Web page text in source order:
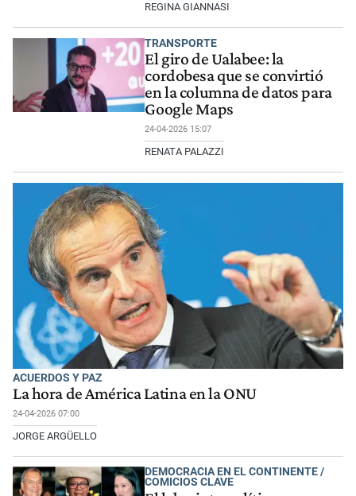
REGINA GIANNASI
TRANSPORTE
El giro de Ualabee: la
cordobesa que se convirtió
en la columna de datos para
Google Maps
24-04-2026 15:07
RENATA PALAZZI
ACUERDOS Y PAZ
La hora de América Latina en la ONU
24-04-2026 07:00
JORGE ARGÜELLO
DEMOCRACIA EN EL CONTINENTE /
COMICIOS CLAVE